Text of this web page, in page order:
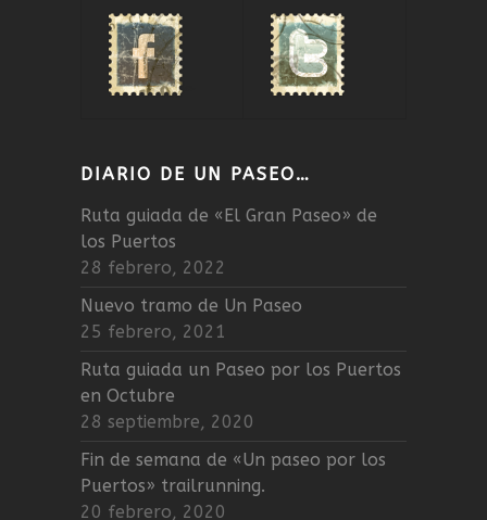
DIARIO DE UN PASEO…
Ruta guiada de «El Gran Paseo» de
los Puertos
28 febrero, 2022
Nuevo tramo de Un Paseo
25 febrero, 2021
Ruta guiada un Paseo por los Puertos
en Octubre
28 septiembre, 2020
Fin de semana de «Un paseo por los
Puertos» trailrunning.
20 febrero, 2020